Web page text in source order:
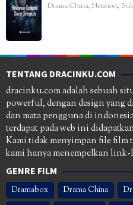
Drama China, Netshort,
TENTANG DRACINKU.COM
dracinku.com adalah sebuah
powerful, dengan design yang
dan mata pengguna di
terdapat pada web ini
Kami tidak menyimpan file film
kami hanya menempelkan
GENRE FILM
Dramabox Drama China